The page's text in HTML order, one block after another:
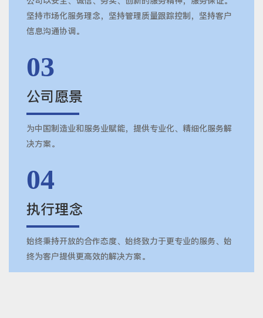
坚持市场化服务理念，坚持管理质量跟踪控制，坚持客户
信息沟通协调。
03
公司愿景
为中国制造业和服务业赋能，提供专业化、精细化服务解
决方案。
04
执行理念
始终秉持开放的合作态度、始终致力于更专业的服务、始
终为客户提供更高效的解决方案。